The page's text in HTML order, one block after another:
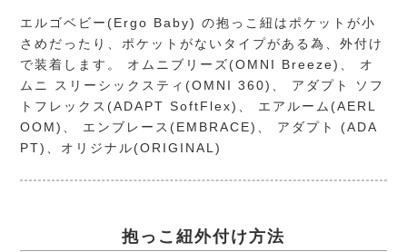
エルゴベビー(Ergo Baby) の抱っこ紐はポケットが小
さめだったり、ポケットがないタイプがある為、外付け
で装着します。 オムニブリーズ(OMNI Breeze)
オ
ムニ スリーシックスティ(OMNI 360)
アダプト ソフ
トフレックス(ADAPT SoftFlex)
エアルーム(AERL
OOM)
エンブレース(EMBRACE)
、 アダプト (ADA
PT)、オリジナル(ORIGINAL)
抱っこ紐外付け方法